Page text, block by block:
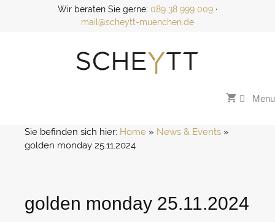
Wir beraten Sie gerne: 089 38 999 009 ·
mail@scheytt-muenchen.de
Menu
Sie befinden sich hier: Home » News & Events »
golden monday 25.11.2024
golden monday 25.11.2024